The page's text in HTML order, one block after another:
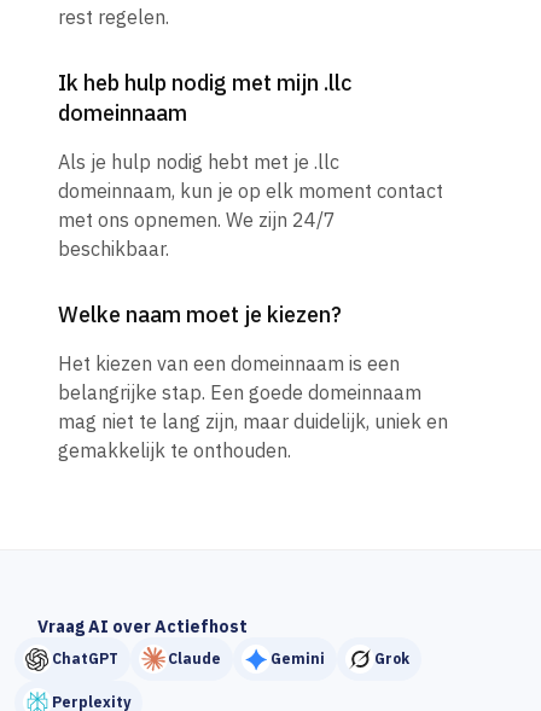
rest regelen.
Ik heb hulp nodig met mijn .llc
domeinnaam
Als je hulp nodig hebt met je .llc
domeinnaam, kun je op elk moment contact
met ons opnemen. We zijn 24/7
beschikbaar.
Welke naam moet je kiezen?
Het kiezen van een domeinnaam is een
belangrijke stap. Een goede domeinnaam
mag niet te lang zijn, maar duidelijk, uniek en
gemakkelijk te onthouden.
Vraag AI over Actiefhost
ChatGPT Claude Gemini Grok
Perplexity